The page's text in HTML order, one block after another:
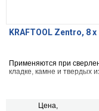
KRAFTOOL Zentro, 8
Применяются при
кладке, камне и твердых
Цена,